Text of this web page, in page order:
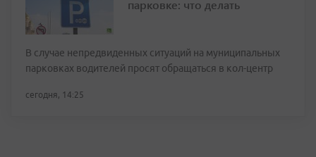
парковке: что делать
В случае непредвиденных ситуаций на муниципальных
парковках водителей просят обращаться в кол-центр
сегодня, 14:25